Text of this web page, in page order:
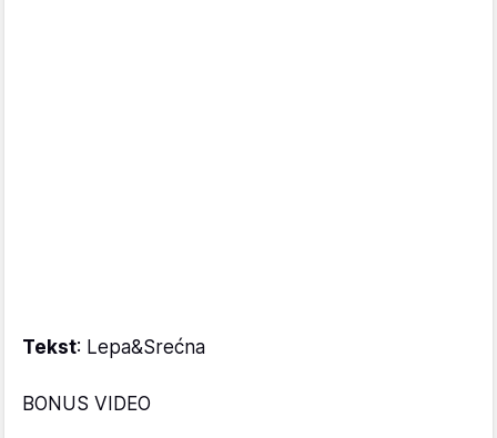
Tekst: Lepa&Srećna
BONUS VIDEO